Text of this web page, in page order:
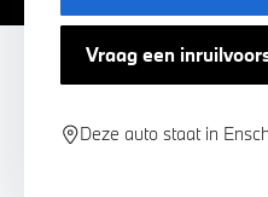
Vraag een
Deze auto staat in